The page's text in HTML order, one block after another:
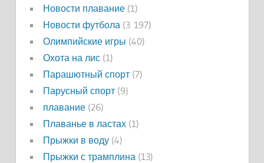
Новости плавание(1)
Новости футбола (3 197)
Олимпийские игры (40)
Охота на лис(1)
Парашютный спорт(7)
Парусный спорт(9)
плавание(26)
Плаванье в ластах(1)
Прыжки в воду(4)
Прыжки с трамплина (13)